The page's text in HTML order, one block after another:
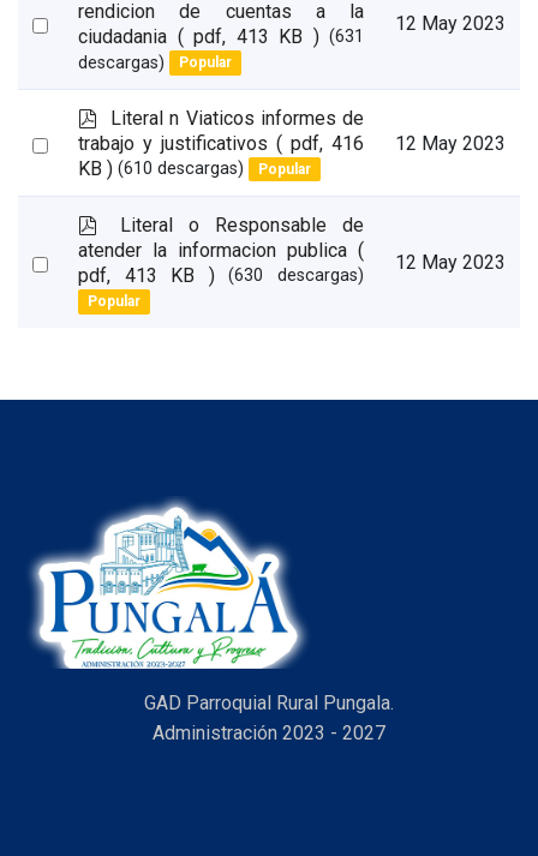
Select
item
d
f
rendicion de cuentas a la
ciudadania ( pdf, 413 KB ) (631
descargas)
Popular
12 May 2023
Select
p
d
f
Literal n Viaticos informes de
trabajo y justificativos ( pdf, 416
KB ) (610 descargas) Popular
12 May 2023
Select
p
d
Literal o Responsable de
atender la informacion publica (
pdf, 413 KB )
(630 descargas)
Popular
12 May 2023
GAD Parroquial Rural Pungala.
Administración 2023 - 2027